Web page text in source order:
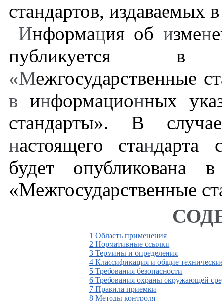
стандартов, издаваемых
Информация об измен
публикуется в
«Межгосударственные
в информационных
стандарты». В
настоящего стандарта
будет опубликована
«Межгосударственные
1 Область применения
2 Нормативные ссылки
3 Термины и определения
4 Классификация и общие
5 Требования безопасности
6 Требования охраны окружающей
7 Правила приемки
8 Методы контроля